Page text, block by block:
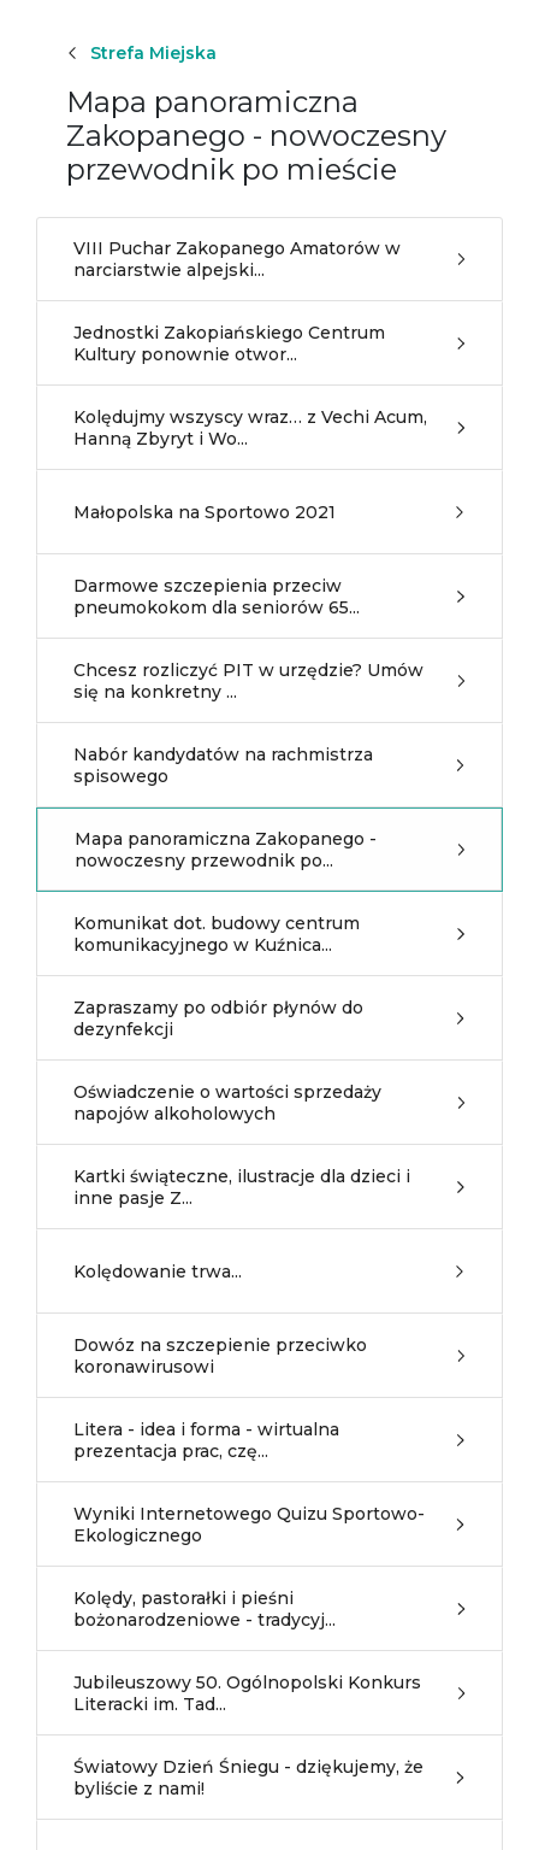
Strefa Miejska
Mapa panoramiczna
Zakopanego - nowoczesny
przewodnik po mieście
VIII Puchar Zakopanego Amatorów w
narciarstwie alpejski...
Jednostki Zakopiańskiego Centrum
Kultury ponownie otwor...
Kolędujmy wszyscy wraz… z Vechi Acum,
Hanną Zbyryt i Wo...
Małopolska na Sportowo 2021
Darmowe szczepienia przeciw
pneumokokom dla seniorów 65...
Chcesz rozliczyć PIT w urzędzie? Umów
się na konkretny ...
Nabór kandydatów na rachmistrza
spisowego
Mapa panoramiczna Zakopanego -
nowoczesny przewodnik po...
Komunikat dot. budowy centrum
komunikacyjnego w Kuźnica...
Zapraszamy po odbiór płynów do
dezynfekcji
Oświadczenie o wartości sprzedaży
napojów alkoholowych
Kartki świąteczne, ilustracje dla dzieci i
inne pasje Z...
Kolędowanie trwa...
Dowóz na szczepienie przeciwko
koronawirusowi
Litera - idea i forma - wirtualna
prezentacja prac, czę...
Wyniki Internetowego Quizu Sportowo-
Ekologicznego
Kolędy, pastorałki i pieśni
bożonarodzeniowe - tradycyj...
Jubileuszowy 50. Ogólnopolski Konkurs
Literacki im. Tad...
Światowy Dzień Śniegu - dziękujemy, że
byliście z nami!